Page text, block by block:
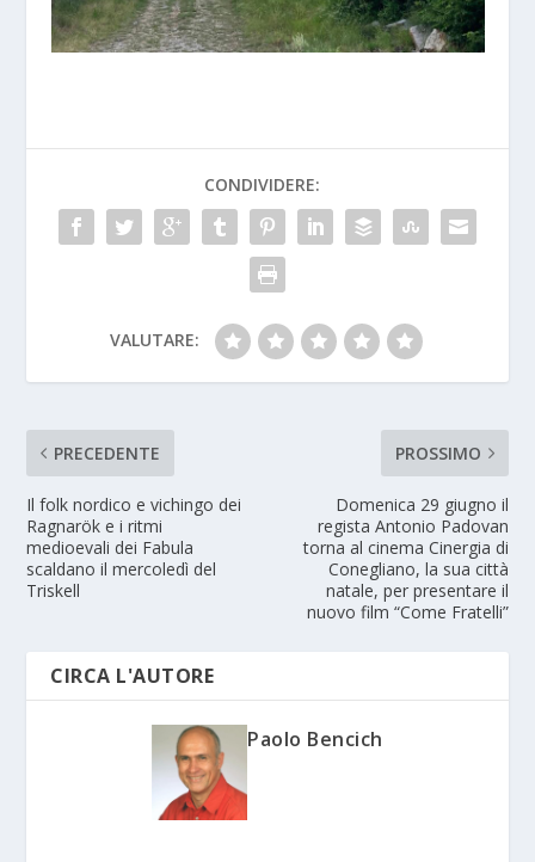
CONDIVIDERE:
VALUTARE:
PRECEDENTE
Il folk nordico e vichingo dei
Ragnarök e i ritmi
medioevali dei Fabula
scaldano il mercoledì del
Triskell
PROSSIMO
Domenica 29 giugno il
regista Antonio Padovan
torna al cinema Cinergia di
Conegliano, la sua città
natale, per presentare il
nuovo film “Come Fratelli”
CIRCA L'AUTORE
Paolo Bencich